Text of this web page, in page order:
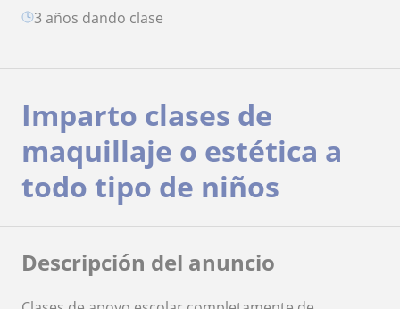
3 años dando clase
Imparto clases de
maquillaje o estética a
todo tipo de niños
Descripción del anuncio